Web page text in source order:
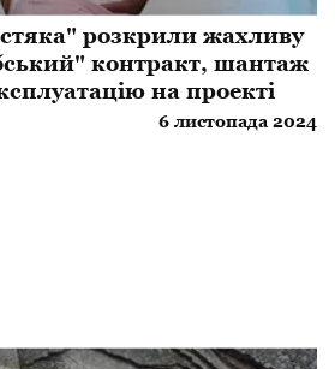
розкрили жахливу
контракт, шантаж
на проекті
6 листопада 2024